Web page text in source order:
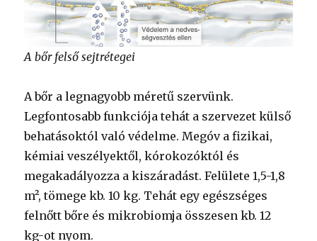
A bőr felső sejtrétegei
A bőr a legnagyobb méretű szervünk.
Legfontosabb funkciója tehát a szervezet külső
behatásoktól való védelme. Megóv a fizikai,
kémiai veszélyektől, kórokozóktól és
megakadályozza a kiszáradást. Felülete 1,5-1,8
m², tömege kb. 10 kg. Tehát egy egészséges
felnőtt bőre és mikrobiomja összesen kb. 12
kg-ot nyom.